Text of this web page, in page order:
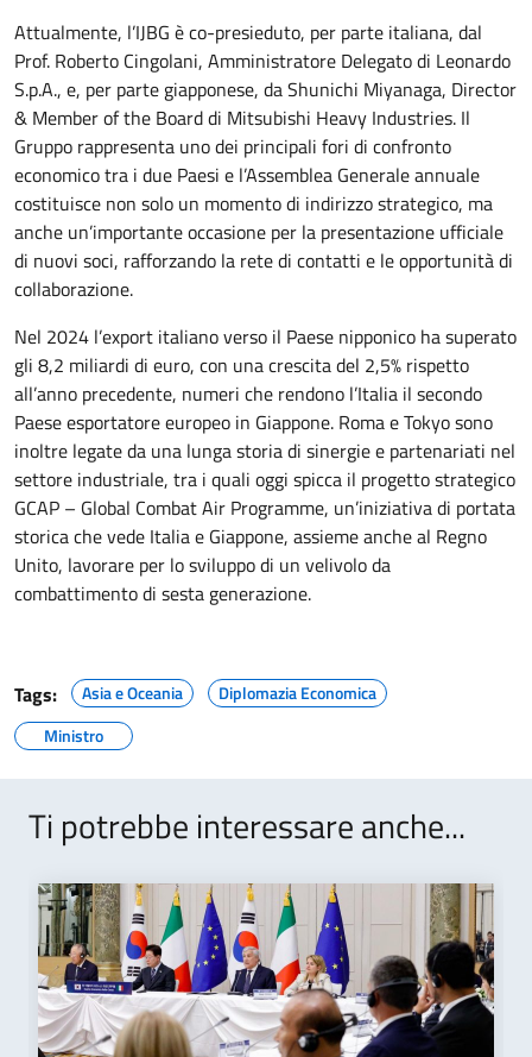
Attualmente, l’IJBG è co-presieduto, per parte italiana, dal
Prof. Roberto Cingolani, Amministratore Delegato di Leonardo
S.p.A., e, per parte giapponese, da Shunichi Miyanaga, Director
& Member of the Board di Mitsubishi Heavy Industries. Il
Gruppo rappresenta uno dei principali fori di confronto
economico tra i due Paesi e l’Assemblea Generale annuale
costituisce non solo un momento di indirizzo strategico, ma
anche un’importante occasione per la presentazione ufficiale
di nuovi soci, rafforzando la rete di contatti e le opportunità di
collaborazione.
Nel 2024 l’export italiano verso il Paese nipponico ha superato
gli 8,2 miliardi di euro, con una crescita del 2,5% rispetto
all’anno precedente, numeri che rendono l’Italia il secondo
Paese esportatore europeo in Giappone. Roma e Tokyo sono
inoltre legate da una lunga storia di sinergie e partenariati nel
settore industriale, tra i quali oggi spicca il progetto strategico
GCAP – Global Combat Air Programme, un’iniziativa di portata
storica che vede Italia e Giappone, assieme anche al Regno
Unito, lavorare per lo sviluppo di un velivolo da
combattimento di sesta generazione.
Tags: Asia e Oceania
Diplomazia Economica
Ministro
Ti potrebbe interessare anche...